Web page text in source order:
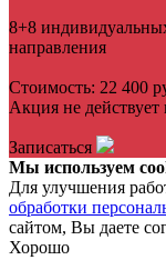
8+8
направления
Стоимость: 22 400
Акция не
Записаться
Мы используем
Для улучшения
обработки
сайтом, Вы даете
Хорошо